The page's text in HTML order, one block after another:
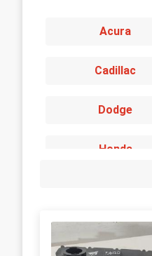
Acura
Cadillac
Dodge
Honda
Land Rover